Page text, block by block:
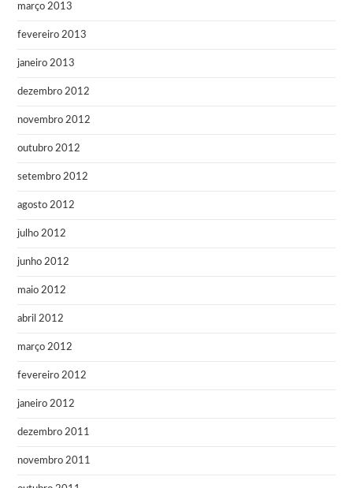
março 2013
fevereiro 2013
janeiro 2013
dezembro 2012
novembro 2012
outubro 2012
setembro 2012
agosto 2012
julho 2012
junho 2012
maio 2012
abril 2012
março 2012
fevereiro 2012
janeiro 2012
dezembro 2011
novembro 2011